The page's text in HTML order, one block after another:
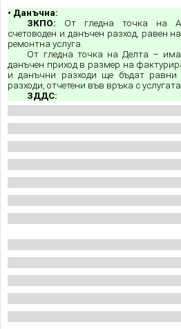
• Данъчна:
ЗКПО: От гледна точка на
счетоводен и данъчен разход, равен
ремонтна услуга.
От гледна точка на Делта –
данъчен приход в размер на
и данъчни разходи ще бъдат равни
разходи, отчетени във връка с
ЗДДС: